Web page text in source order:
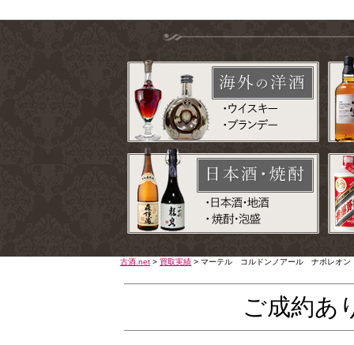
古酒.net > 買取実績 > マーテル コルドンノアール ナポレオ
ご成約あ